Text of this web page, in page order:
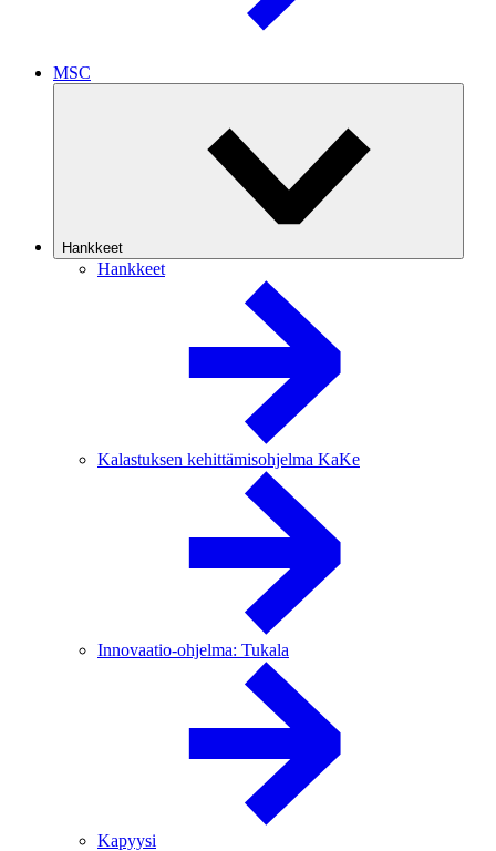
MSC
Hankkeet
Hankkeet
Kalastuksen kehittämisohjelma KaKe
Innovaatio-ohjelma: Tukala
Kapyysi